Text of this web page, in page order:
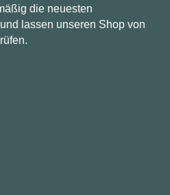
die neuesten
lassen unseren Shop von